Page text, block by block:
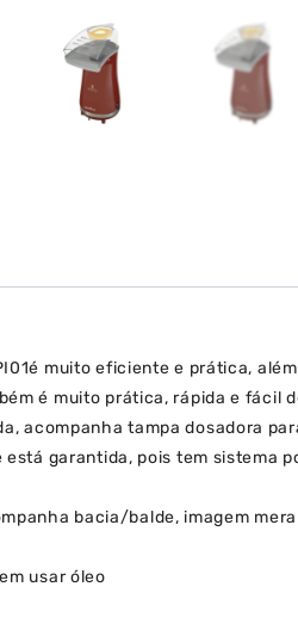
muito eficiente e prática,
é muito prática, rápida e
acompanha tampa dosadora
garantida, pois tem sistema
bacia/balde, imagem
usar óleo